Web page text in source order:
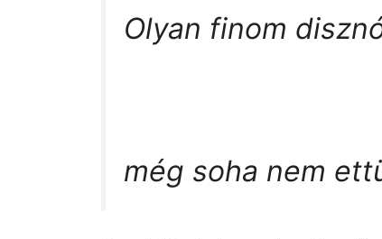
Olyan finom
még soha nem